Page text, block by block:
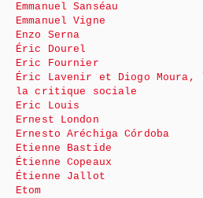
Emmanuel Sanséau
Emmanuel Vigne
Enzo Serna
Éric Dourel
Eric Fournier
Éric Lavenir et Diogo Moura,
la critique sociale
Eric Louis
Ernest London
Ernesto Aréchiga Córdoba
Etienne Bastide
Étienne Copeaux
Étienne Jallot
Etom